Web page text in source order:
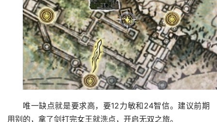
唯一缺点就是要求高，要12力敏和24智信。建议前期
用别的，拿了剑打完女王就洗点，开启无双之旅。